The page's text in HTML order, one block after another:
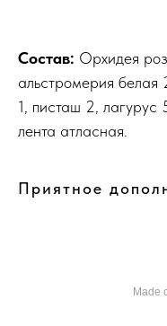
Состав: Орхидея
альстромерия белая
1, писташ 2, лагурус
лента атласная.
Приятное
Made